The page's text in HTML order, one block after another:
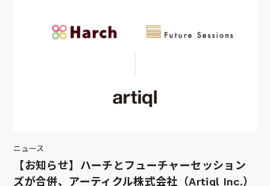
ニュース
【お知らせ】ハーチとフューチャーセッション
ズが合併、アーティクル株式会社（Artiql Inc.）